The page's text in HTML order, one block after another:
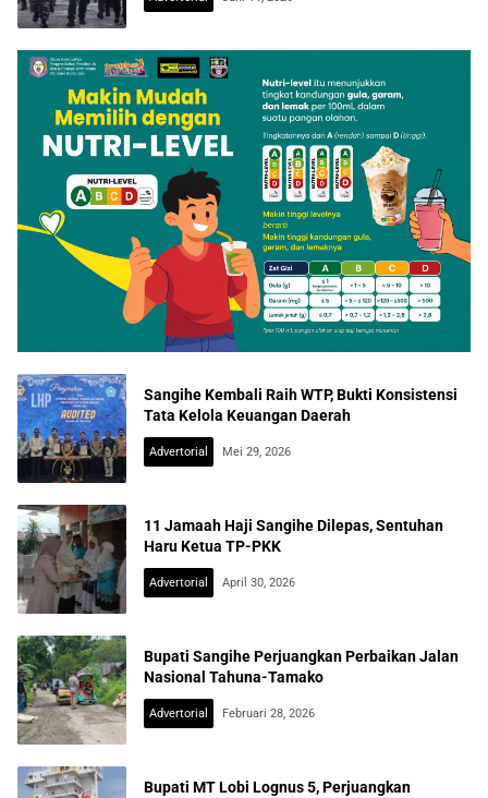
Sangihe Kembali Raih WTP, Bukti Konsistensi
Tata Kelola Keuangan Daerah
Advertorial Mei 29, 2026
11 Jamaah Haji Sangihe Dilepas, Sentuhan
Haru Ketua TP-PKK
Advertorial April 30, 2026
Bupati Sangihe Perjuangkan Perbaikan Jalan
Nasional Tahuna-Tamako
Advertorial Februari 28, 2026
Bupati MT Lobi Lognus 5, Perjuangkan